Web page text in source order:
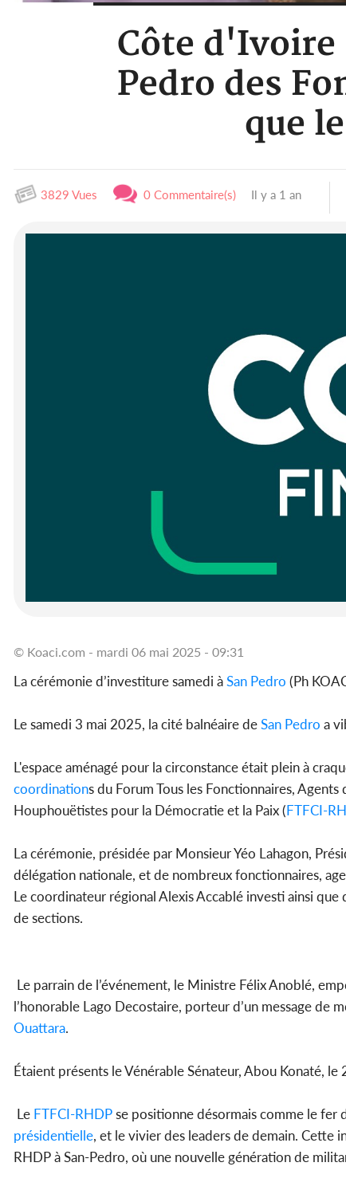
Côte d'Ivoire
Pedro des
que
3829 Vues 0 Commentaire(s) Il y a 1 an
© Koaci.com - mardi 06 mai 2025 - 09:31
La cérémonie d’investiture samedi àSan Pedro (Ph
Le samedi 3 mai 2025, la cité balnéaire deSan Pedro a
L'espace aménagé pour la circonstance était plein à
coordinations du Forum Tous les Fonctionnaires,
Houphouëtistes pour la Démocratie et la Paix (FTFCI-
La cérémonie, présidée par Monsieur Yéo Lahagon,
délégation nationale, et de nombreux fonctionnaires,
Le coordinateur régional Alexis Accablé investi ainsi
de sections.
Le parrain de l’événement, le Ministre Félix Anoblé,
l’honorable Lago Decostaire, porteur d’un message
Ouattara.
Étaient présents le Vénérable Sénateur, Abou Konaté,
Le FTFCI-RHDPse positionne désormais comme le fer
présidentielle, et le vivier des leaders de demain. Cette
RHDP à San-Pedro, où une nouvelle génération de